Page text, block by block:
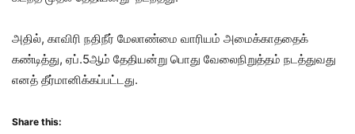
அதில், காவிரி நதிநீர் மேலாண்மை வாரியம் அமைக்காததைக்
கண்டித்து, ஏப்.5ஆம் தேதியன்று பொது வேலைநிறுத்தம் நடத்துவது
எனத் தீர்மானிக்கப்பட்டது.
Share this: